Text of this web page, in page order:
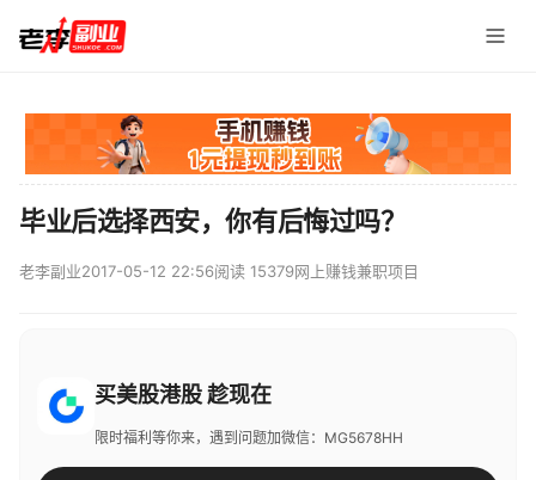
毕业后选择西安，你有后悔过吗？
老李副业2017-05-12 22:56阅读 15379网上赚钱兼职项目
买美股港股 趁现在
限时福利等你来，遇到问题加微信：MG5678HH